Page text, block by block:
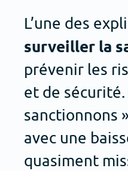
L’une des
surveiller la
prévenir les
et de sécurité.
sanctionnons
avec une
quasiment